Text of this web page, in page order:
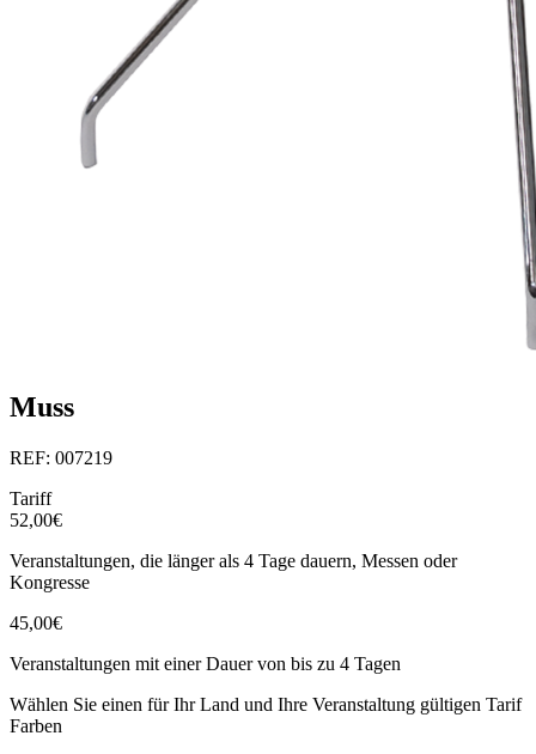
Muss
REF: 007219
Tariff
52,00€
Veranstaltungen, die länger als 4 Tage dauern, Messen oder
Kongresse
45,00€
Veranstaltungen mit einer Dauer von bis zu 4 Tagen
Wählen Sie einen für Ihr Land und Ihre Veranstaltung gültigen Tarif
Farben